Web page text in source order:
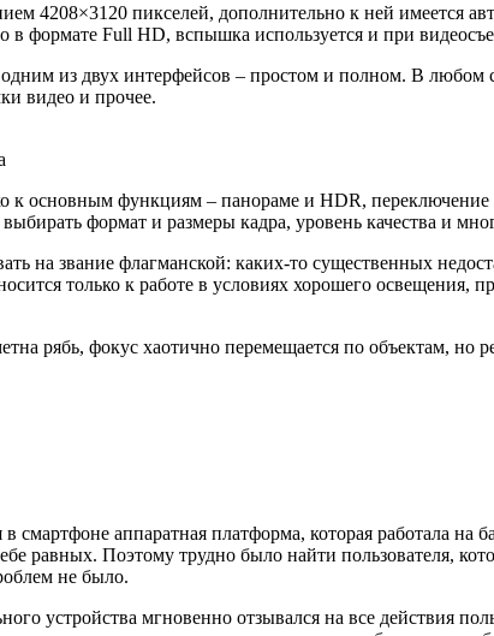
4208×3120 пикселей, дополнительно к ней имеется
формате Full HD, вспышка используется и при
из двух интерфейсов – простом и полном. В
видео и прочее.
к основным функциям – панораме и HDR,
формат и размеры кадра, уровень качества и
на звание флагманской: каких-то существенных
только к работе в условиях хорошего освещения,
рябь, фокус хаотично перемещается по объектам, но
аппаратная платформа, которая работала на
равных. Поэтому трудно было найти пользователя,
не было.
устройства мгновенно отзывался на все действия